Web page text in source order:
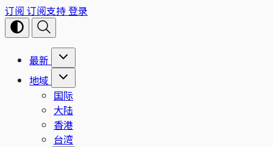
订阅 订阅支持登录
最新
地域
国际
大陆
香港
台湾